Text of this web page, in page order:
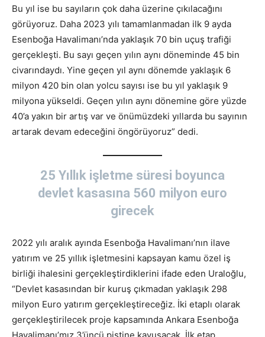
Bu yıl ise bu sayıların çok daha üzerine çıkılacağını
görüyoruz. Daha 2023 yılı tamamlanmadan ilk 9 ayda
Esenboğa Havalimanı’nda yaklaşık 70 bin uçuş trafiği
gerçekleşti. Bu sayı geçen yılın aynı döneminde 45 bin
civarındaydı. Yine geçen yıl aynı dönemde yaklaşık 6
milyon 420 bin olan yolcu sayısı ise bu yıl yaklaşık 9
milyona yükseldi. Geçen yılın aynı dönemine göre yüzde
40’a yakın bir artış var ve önümüzdeki yıllarda bu sayının
artarak devam edeceğini öngörüyoruz” dedi.
25 Yıllık işletme süresi boyunca
devlet kasasına 560 milyon euro
girecek
2022 yılı aralık ayında Esenboğa Havalimanı’nın ilave
yatırım ve 25 yıllık işletmesini kapsayan kamu özel iş
birliği ihalesini gerçekleştirdiklerini ifade eden Uraloğlu,
“Devlet kasasından bir kuruş çıkmadan yaklaşık 298
milyon Euro yatırım gerçekleştireceğiz. İki etaplı olarak
gerçekleştirilecek proje kapsamında Ankara Esenboğa